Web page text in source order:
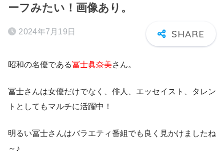
ーフみたい！画像あり。
2024年7月19日
昭和の名優である冨士眞奈美さん。
冨士さんは女優だけでなく、俳人、エッセイスト、タレン
トとしてもマルチに活躍中！
明るい冨士さんはバラエティ番組でも良く見かけましたね
～♪